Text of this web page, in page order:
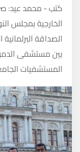
كتب - محمد عيد:
الخارجية بمجلس
الصداقة
بين مستشفى
المستشفيات